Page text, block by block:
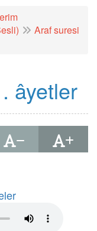
Araf suresi
âyetler